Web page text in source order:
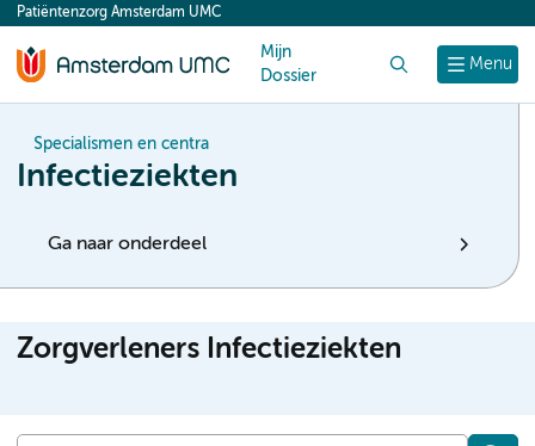
content
Menu
Patiëntenzorg Amsterdam UMC
Mijn
Dossier
Specialismen en centra
Infectieziekten
Ga naar onderdeel
Zorgverleners Infectieziekten